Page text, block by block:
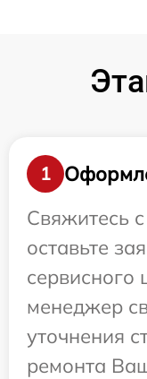
1
Свяжитесь
оставьте
сервисного
менеджер
уточнения
ремонта